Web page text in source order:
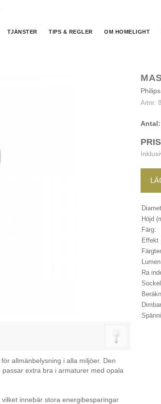
TJÄNSTER TIPS & REGLER OM HOMELIGHT
allmänbelysning i alla miljöer. Den
extra bra i armaturer med opala
innebär stora energibesparingar
Philips
Artnr:
Antal:
Höjd
Färg:
Effekt
Ra